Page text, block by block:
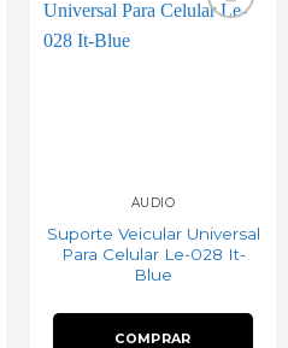
ÁUDIO
Suporte Veicular Universal
Para Celular Le-028 It-
Blue
COMPRAR